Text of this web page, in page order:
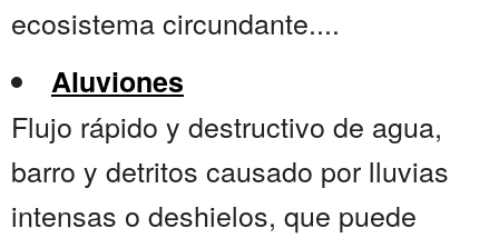
ecosistema circundante....
Aluviones
Flujo rápido y destructivo de agua,
barro y detritos causado por lluvias
intensas o deshielos, que puede